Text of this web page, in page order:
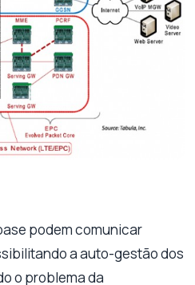
podem comunicar
a auto-gestão dos
o problema da